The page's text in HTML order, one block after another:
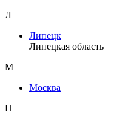
Л
Липецк
Липецкая область
М
Москва
Н